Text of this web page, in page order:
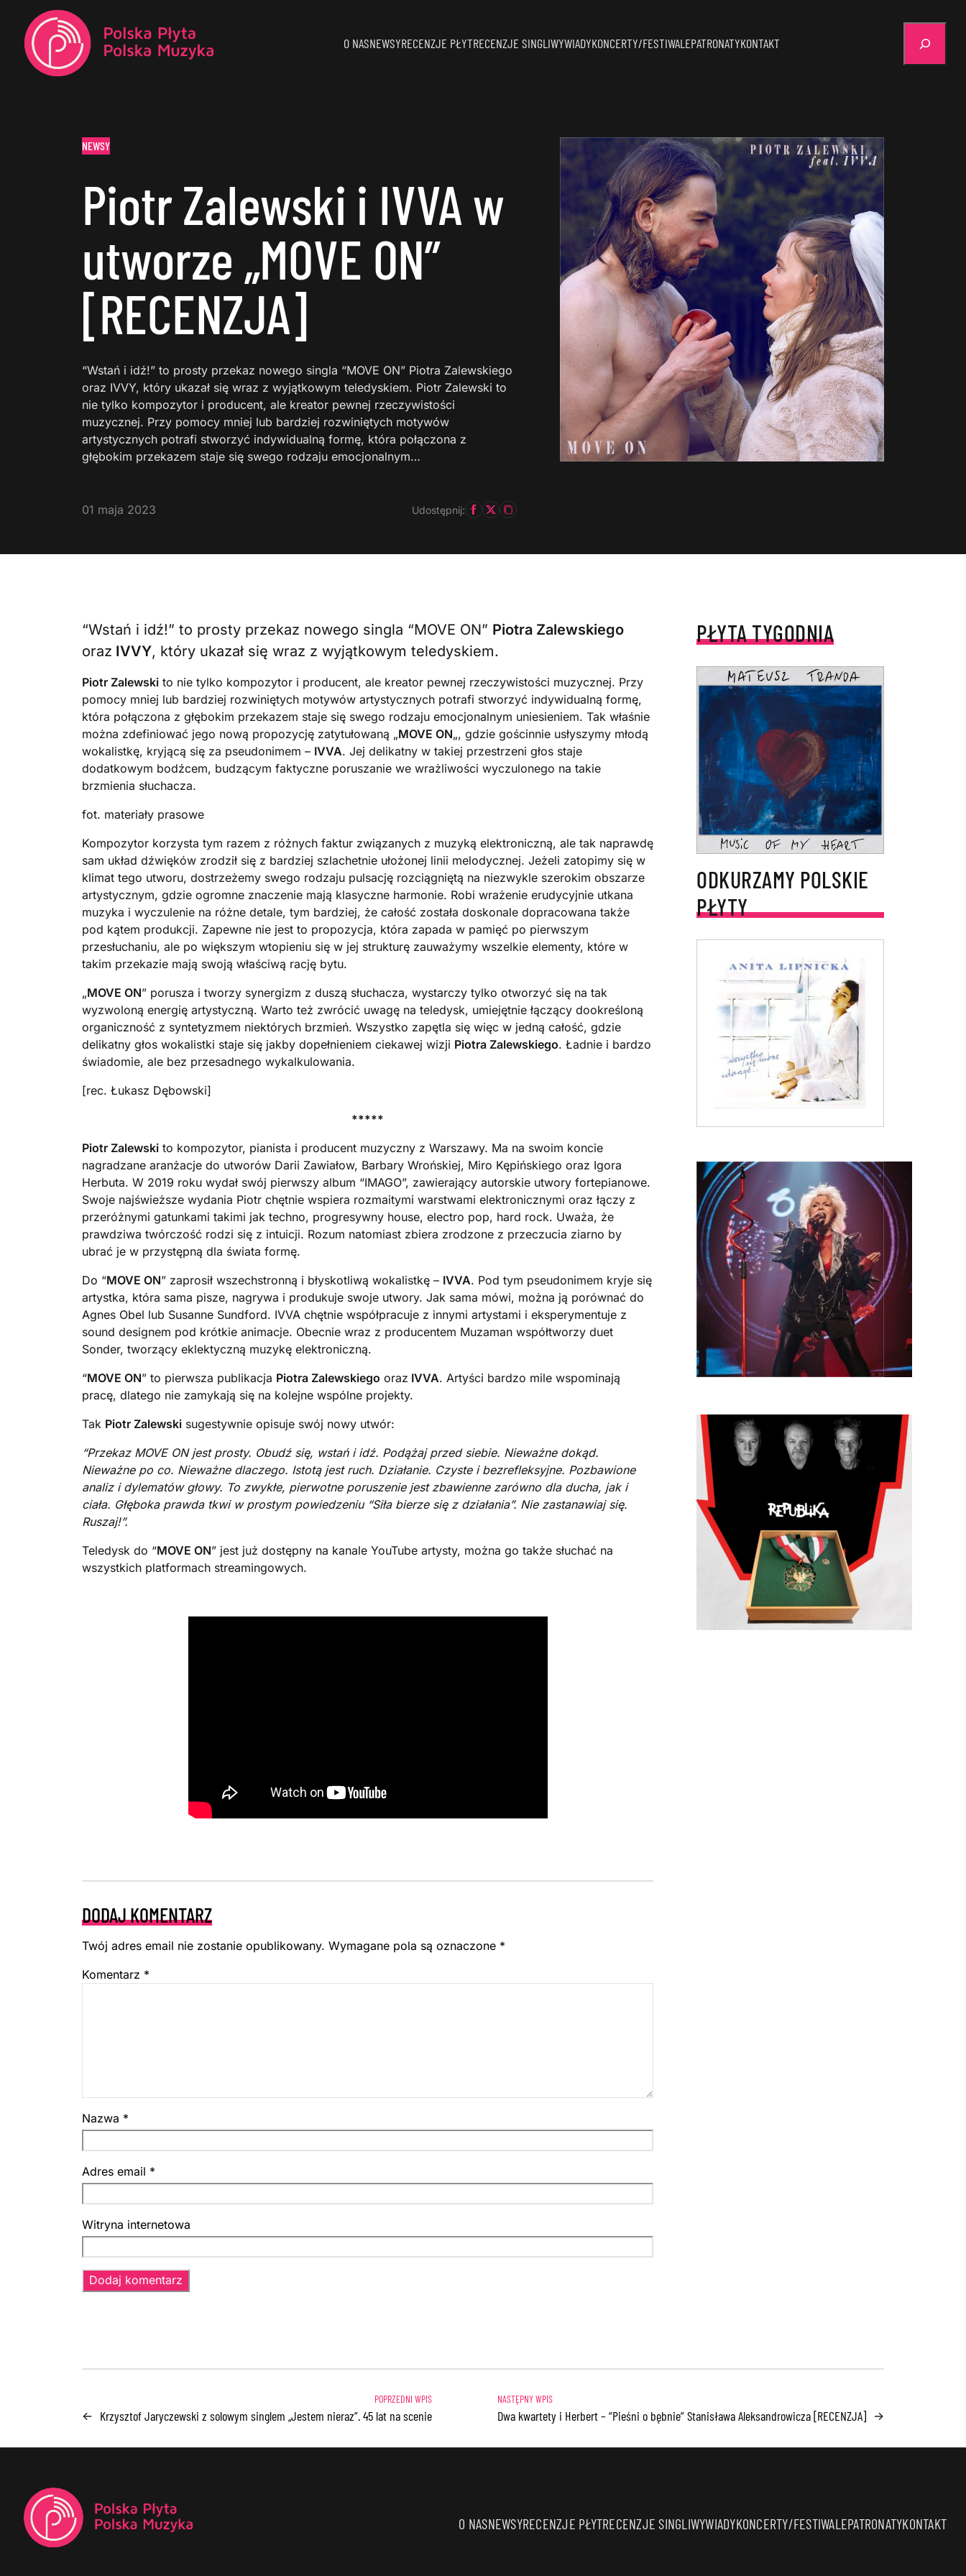
O NASNEWSYRECENZJE PŁYTRECENZJE SINGLIWYWIADYKONCERTY/FESTIWALEPATRONATYKONTAKT
NEWSY
Piotr Zalewski i IVVA w
utworze „MOVE ON”
[RECENZJA]
“Wstań i idź!” to prosty przekaz nowego singla “MOVE ON” Piotra Zalewskiego
oraz IVVY, który ukazał się wraz z wyjątkowym teledyskiem. Piotr Zalewski to
nie tylko kompozytor i producent, ale kreator pewnej rzeczywistości
muzycznej. Przy pomocy mniej lub bardziej rozwiniętych motywów
artystycznych potrafi stworzyć indywidualną formę, która połączona z
głębokim przekazem staje się swego rodzaju emocjonalnym…
01 maja 2023 Udostępnij:
“Wstań i idź!” to prosty przekaz nowego singla “MOVE ON” Piotra Zalewskiego
oraz IVVY, który ukazał się wraz z wyjątkowym teledyskiem.
Piotr Zalewski to nie tylko kompozytor i producent, ale kreator pewnej rzeczywistości muzycznej. Przy
pomocy mniej lub bardziej rozwiniętych motywów artystycznych potrafi stworzyć indywidualną formę,
która połączona z głębokim przekazem staje się swego rodzaju emocjonalnym uniesieniem. Tak właśnie
można zdefiniować jego nową propozycję zatytułowaną „MOVE ON„, gdzie gościnnie usłyszymy młodą
wokalistkę, kryjącą się za pseudonimem – IVVA. Jej delikatny w takiej przestrzeni głos staje
dodatkowym bodźcem, budzącym faktyczne poruszanie we wrażliwości wyczulonego na takie
brzmienia słuchacza.
fot. materiały prasowe
Kompozytor korzysta tym razem z różnych faktur związanych z muzyką elektroniczną, ale tak naprawdę
sam układ dźwięków zrodził się z bardziej szlachetnie ułożonej linii melodycznej. Jeżeli zatopimy się w
klimat tego utworu, dostrzeżemy swego rodzaju pulsację rozciągniętą na niezwykle szerokim obszarze
artystycznym, gdzie ogromne znaczenie mają klasyczne harmonie. Robi wrażenie erudycyjnie utkana
muzyka i wyczulenie na różne detale, tym bardziej, że całość została doskonale dopracowana także
pod kątem produkcji. Zapewne nie jest to propozycja, która zapada w pamięć po pierwszym
przesłuchaniu, ale po większym wtopieniu się w jej strukturę zauważymy wszelkie elementy, które w
takim przekazie mają swoją właściwą rację bytu.
„MOVE ON” porusza i tworzy synergizm z duszą słuchacza, wystarczy tylko otworzyć się na tak
wyzwoloną energię artystyczną. Warto też zwrócić uwagę na teledysk, umiejętnie łączący dookreśloną
organiczność z syntetyzmem niektórych brzmień. Wszystko zapętla się więc w jedną całość, gdzie
delikatny głos wokalistki staje się jakby dopełnieniem ciekawej wizji Piotra Zalewskiego. Ładnie i bardzo
świadomie, ale bez przesadnego wykalkulowania.
[rec. Łukasz Dębowski]
*****
Piotr Zalewski to kompozytor, pianista i producent muzyczny z Warszawy. Ma na swoim koncie
nagradzane aranżacje do utworów Darii Zawiałow, Barbary Wrońskiej, Miro Kępińskiego oraz Igora
Herbuta. W 2019 roku wydał swój pierwszy album “IMAGO”, zawierający autorskie utwory fortepianowe.
Swoje najświeższe wydania Piotr chętnie wspiera rozmaitymi warstwami elektronicznymi oraz łączy z
przeróżnymi gatunkami takimi jak techno, progresywny house, electro pop, hard rock. Uważa, że
prawdziwa twórczość rodzi się z intuicji. Rozum natomiast zbiera zrodzone z przeczucia ziarno by
ubrać je w przystępną dla świata formę.
Do “MOVE ON” zaprosił wszechstronną i błyskotliwą wokalistkę – IVVA. Pod tym pseudonimem kryje się
artystka, która sama pisze, nagrywa i produkuje swoje utwory. Jak sama mówi, można ją porównać do
Agnes Obel lub Susanne Sundford. IVVA chętnie współpracuje z innymi artystami i eksperymentuje z
sound designem pod krótkie animacje. Obecnie wraz z producentem Muzaman współtworzy duet
Sonder, tworzący eklektyczną muzykę elektroniczną.
“MOVE ON” to pierwsza publikacja Piotra Zalewskiego oraz IVVA. Artyści bardzo mile wspominają
pracę, dlatego nie zamykają się na kolejne wspólne projekty.
Tak Piotr Zalewski sugestywnie opisuje swój nowy utwór:
“Przekaz MOVE ON jest prosty. Obudź się, wstań i idź. Podążaj przed siebie. Nieważne dokąd.
Nieważne po co. Nieważne dlaczego. Istotą jest ruch. Działanie. Czyste i bezrefleksyjne. Pozbawione
analiz i dylematów głowy. To zwykłe, pierwotne poruszenie jest zbawienne zarówno dla ducha, jak i
ciała. Głęboka prawda tkwi w prostym powiedzeniu “Siła bierze się z działania”. Nie zastanawiaj się.
Ruszaj!”.
Teledysk do “MOVE ON” jest już dostępny na kanale YouTube artysty, można go także słuchać na
wszystkich platformach streamingowych.
DODAJ KOMENTARZ
Twój adres email nie zostanie opublikowany. Wymagane pola są oznaczone *
Komentarz *
Nazwa *
Adres email *
Witryna internetowa
PŁYTA TYGODNIA
ODKURZAMY POLSKIE
PŁYTY
← Krzysztof Jaryczewski z solowym singlem „Jestem nieraz”. 45 lat na scenie Dwa kwartety i Herbert – “Pieśni o bębnie” Stanisława Aleksandrowicza [RECENZJA] →
O NASNEWSYRECENZJE PŁYTRECENZJE SINGLIWYWIADYKONCERTY/FESTIWALEPATRONATYKONTAKT